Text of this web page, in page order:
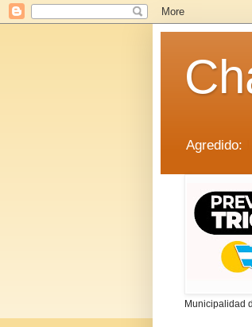
Agredido:
Municipalidad